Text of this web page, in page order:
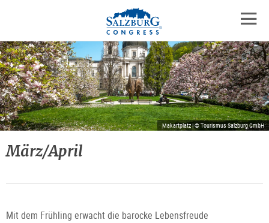
Zum
Inhalt
springen
Zum
Hauptmenü
springen
Zu
den
Kontaktinformationen
Makartplatz | © Tourismus Salzburg GmbH
März/April
Mit dem Frühling erwacht die barocke Lebensfreude